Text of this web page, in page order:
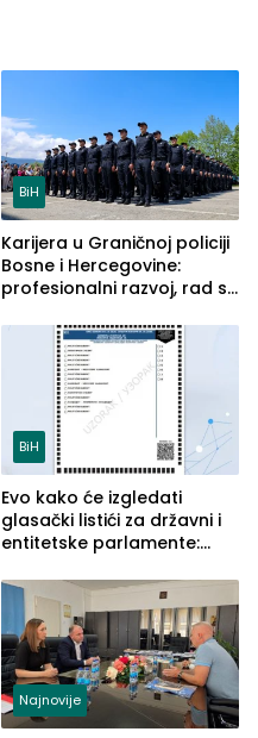
BiH
Karijera u Graničnoj policiji
Bosne i Hercegovine:
profesionalni razvoj, rad sa
služba građanima
BiH
Evo kako će izgledati
glasački listići za državni i
entitetske parlamente:
vidljive na njima
Najnovije